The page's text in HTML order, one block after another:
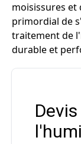
moisissures et
primordial de
traitement de
durable et